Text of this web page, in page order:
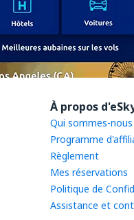
À propos
Qui sommes-nous
Programme
Règlement
Mes réservations
Politique de
Assistance et